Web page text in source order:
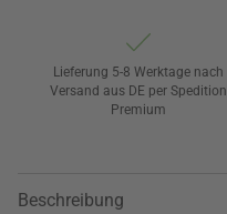
Lieferung 5-8 Werktage nach
Versand aus DE per Spedition
Premium
Beschreibung